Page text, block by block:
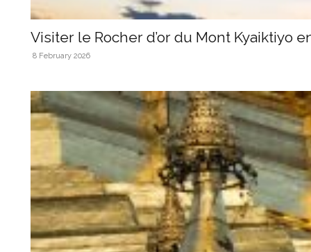
Visiter le Rocher d’or du Mont Kyaiktiyo
8 February 2026